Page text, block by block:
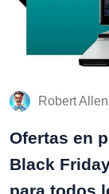
Robert Allen
Ofertas en
Black
para todos